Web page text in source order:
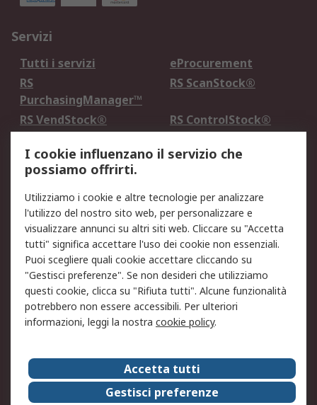
Servizi
Tutti i servizi
eProcurement
RS
PurchasingManager™
RS ScanStock®
RS VendStock®
RS ControlStock®
Legale
Informativa Cookie
Informativa Privacy -
Aggiornata
Email Security
Termini d'uso
Condizioni di vendita
Condizioni generali di
servizio
Etica e responsabilità
Chi Siamo
Chi Siamo
Contattaci
Supporto
ESG
Carriere
RS Group
I cookie influenzano il servizio che
possiamo offrirti.
Utilizziamo i cookie e altre tecnologie per analizzare
l'utilizzo del nostro sito web, per personalizzare e
visualizzare annunci su altri siti web. Cliccare su "Accetta
tutti" significa accettare l'uso dei cookie non essenziali.
Puoi scegliere quali cookie accettare cliccando su
"Gestisci preferenze". Se non desideri che utilizziamo
questi cookie, clicca su "Rifiuta tutti". Alcune funzionalità
potrebbero non essere accessibili. Per ulteriori
informazioni, leggi la nostra cookie policy.
Accetta tutti
Gestisci preferenze